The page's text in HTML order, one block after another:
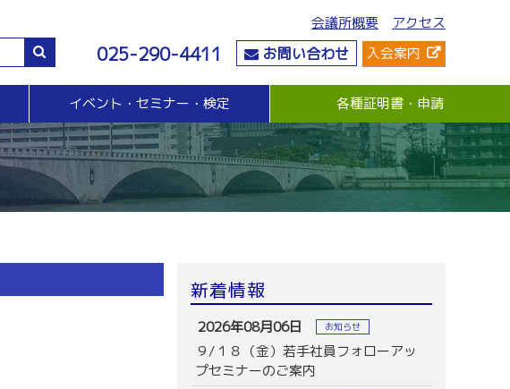
会議所概要 アクセス
025-290-4411 お問い合わせ 入会案内
大・人脈
便
イト
資金・融資
無担保・無保証人融資
各種融資制度紹介
社会情勢
要望・提言
地域活性化
危機管理
危機管理支援（無料窓口相談）
与信管理支援(あんしん取引情報提供事業)
ビジネス総合保険制度
売上債権保全制度（グループ取引信用保険）
業務災害補償プラン
休業補償プラン
商工会議所会員向け保険制度
イベント・セミナー・検定
定
各種証明書・申請
ード
新着情報
2026年08月06日 お知らせ
９/１８（金）若手社員フォローアッ
プセミナーのご案内